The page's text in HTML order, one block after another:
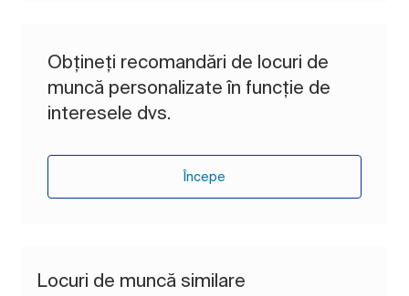
Obțineți recomandări de locuri de
muncă personalizate în funcție de
interesele dvs.
Începe
Locuri de muncă similare